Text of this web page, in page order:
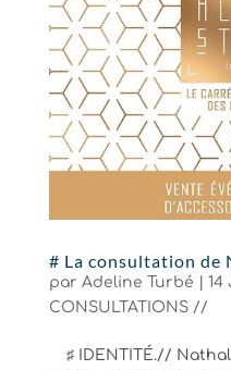
# La consultation de
par Adeline Turbé | 14
CONSULTATIONS //
♯ IDENTITÉ.//